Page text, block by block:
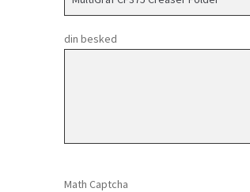
din besked
Math Captcha